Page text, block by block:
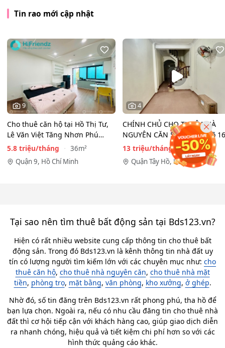
Tin rao mới cập nhật
9
Cho thuê căn hộ tại Hồ Thị Tư,
Lê Văn Việt Tăng Nhơn Phú
Quận 9(cũ) Thủ…
5.8 triệu/tháng
36m²
Quận 9, Hồ Chí Minh
4
CHÍNH CHỦ CHO THUÊ NHÀ
NGUYÊN CĂN 5 TẦNG – ngõ
Đồng Cổ, Tây Hồ
13 triệu/tháng
37.5m²
Quận Tây Hồ, Hà Nội
Tại sao nên tìm thuê bất động sản tại Bds123.vn?
Hiện có rất nhiều website cung cấp thông tin cho thuê bất
động sản. Trong đó Bds123.vn là kênh thông tin nhà đất uy
tín có lượng người tìm kiếm lớn với các chuyên mục như: cho
thuê căn hộ, cho thuê nhà nguyên căn, cho thuê nhà mặt
tiền, phòng trọ, mặt bằng, văn phòng, kho xưởng, ở ghép.
Nhờ đó, số tin đăng trên Bds123.vn rất phong phú, tha hồ để
bạn lựa chọn. Ngoài ra, nếu có nhu cầu đăng tin cho thuê nhà
đất thì cơ hội tiếp cận với khách hàng cao, giúp giao dịch diễn
ra nhanh chóng, hiệu quả và tiết kiệm chi phí hơn so với các
hình thức quảng cáo khác.